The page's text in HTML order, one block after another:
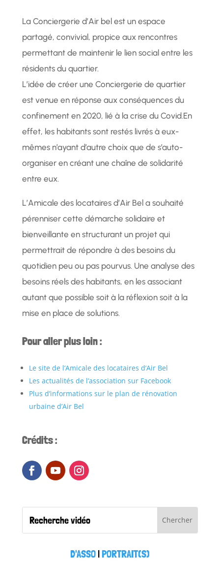
La Conciergerie d’Air bel est un espace
partagé, convivial, propice aux rencontres
permettant de maintenir le lien social entre les
résidents du quartier.
L’idée de créer une Conciergerie de quartier
est venue en réponse aux conséquences du
confinement en 2020, lié à la crise du Covid.En
effet, les habitants sont restés livrés à eux-
mêmes n’ayant d’autre choix que de s’auto-
organiser en créant une chaîne de solidarité
entre eux.
L’Amicale des locataires d’Air Bel a souhaité
pérenniser cette démarche solidaire et
bienveillante en structurant un projet qui
permettrait de répondre à des besoins du
quotidien peu ou pas pourvus. Une analyse des
besoins réels des habitants, en les associant
autant que possible soit à la réflexion soit à la
mise en place de solutions.
Pour aller plus loin :
Le site de l’Amicale des locataires d’Air Bel
Les actualités de l’association sur Facebook
Plus d’informations sur le plan de rénovation
urbaine d’Air Bel
Crédits :
D'ASSO|PORTRAIT(S)